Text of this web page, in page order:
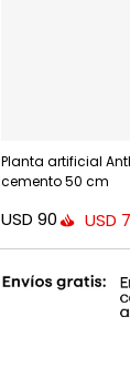
Planta artificial
cemento 50 cm
USD 90 USD